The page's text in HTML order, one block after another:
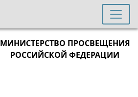
МИНИСТЕРСТВО ПРОСВЕЩЕНИЯ
РОССИЙСКОЙ ФЕДЕРАЦИИ